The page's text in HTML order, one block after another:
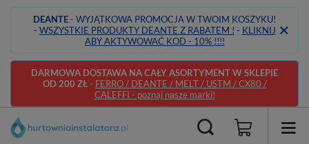
DEANTE- WYJĄTKOWA PROMOCJA W TWOIM KOSZYKU!
- WSZYSTKIE PRODUKTY DEANTE Z RABATEM ! - KLIKNIJ
ABY AKTYWOWAĆ KOD - 10% !!!!
DARMOWA DOSTAWA NA CAŁY ASORTYMENT W SKLEPIE
OD 200 ZŁ- FERRO / DEANTE / MELT / USTM / CX80 /
CALEFFI - poznaj nasze marki!